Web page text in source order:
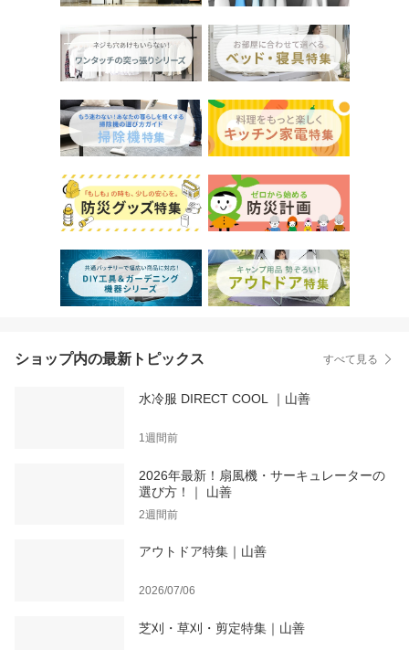
ショップ内の最新トピックス すべて見る
水冷服 DIRECT COOL ｜山善
1週間前
2026年最新！扇風機・サーキュレーターの
選び方！｜ 山善
2週間前
アウトドア特集｜山善
2026/07/06
芝刈・草刈・剪定特集｜山善